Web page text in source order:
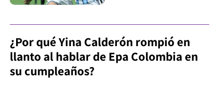
¿Por qué Yina Calderón rompió en
llanto al hablar de Epa Colombia en
su cumpleaños?